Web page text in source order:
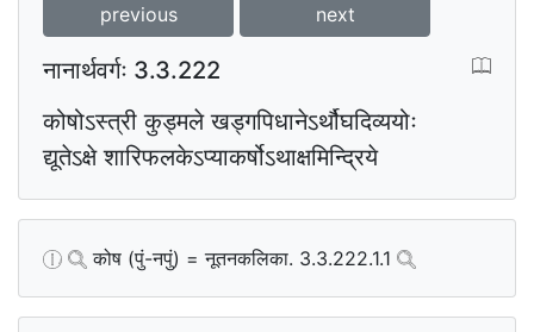
previous next
नानार्थवर्गः 3.3.222
कोषोऽस्त्री कुड्मले खड्गपिधानेऽर्थौघदिव्ययोः
द्यूतेऽक्षे शारिफलकेऽप्याकर्षोऽथाक्षमिन्द्रिये
कोष (पुं-नपुं) = नूतनकलिका. 3.3.222.1.1